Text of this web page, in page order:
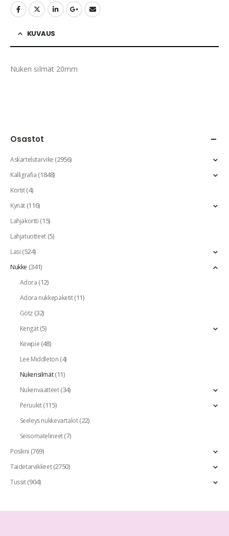
KUVAUS
Nuken silmät 20mm
Osastot
Askartelutarvike(2956)
Kalligrafia(1848)
Kortit(4)
Kynät(116)
Lahjakortti(15)
Lahjatuotteet(5)
Lasi(524)
Nukke (341)
Adora(12)
Adora nukkepaketit(11)
Götz(32)
Kengät(5)
Kewpie(48)
Lee Middleton(4)
Nukensilmät(11)
Nukenvaatteet(34)
Peruukit(115)
Seeleys nukkevartalot(22)
Seisomatelineet(7)
Posliini (769)
Taidetarvikkeet(2750)
Tussit(904)